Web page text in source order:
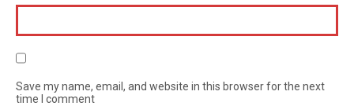
Save my name, email, and website in this browser for the next
time I comment